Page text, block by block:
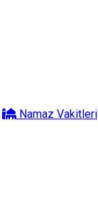
Namaz Vakitleri